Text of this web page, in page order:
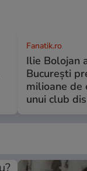
Fanatik.ro
Ilie Bolojan
București
milioane de
unui club